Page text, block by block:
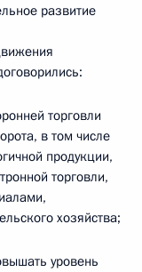
развитие
торговли
в том числе
продукции,
торговли,
хозяйства;
уровень